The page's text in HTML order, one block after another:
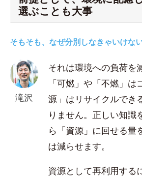
選ぶことも大事
そもそも、なぜ分別しなきゃいけな
滝沢
それは環境への負荷を
「可燃」や「不燃」
源」はリサイクルでき
りません。正しい知識
ら「資源」に回せる量
は減らせます。
資源として再利用する